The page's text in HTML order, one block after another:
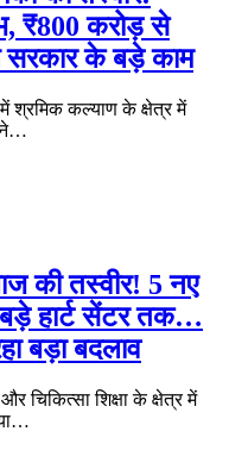
₹800 करोड़ से
सरकार के बड़े काम
श्रमिक कल्याण के क्षेत्र में
की तस्वीर! 5 नए
हार्ट सेंटर तक…
बड़ा बदलाव
चिकित्सा शिक्षा के क्षेत्र में